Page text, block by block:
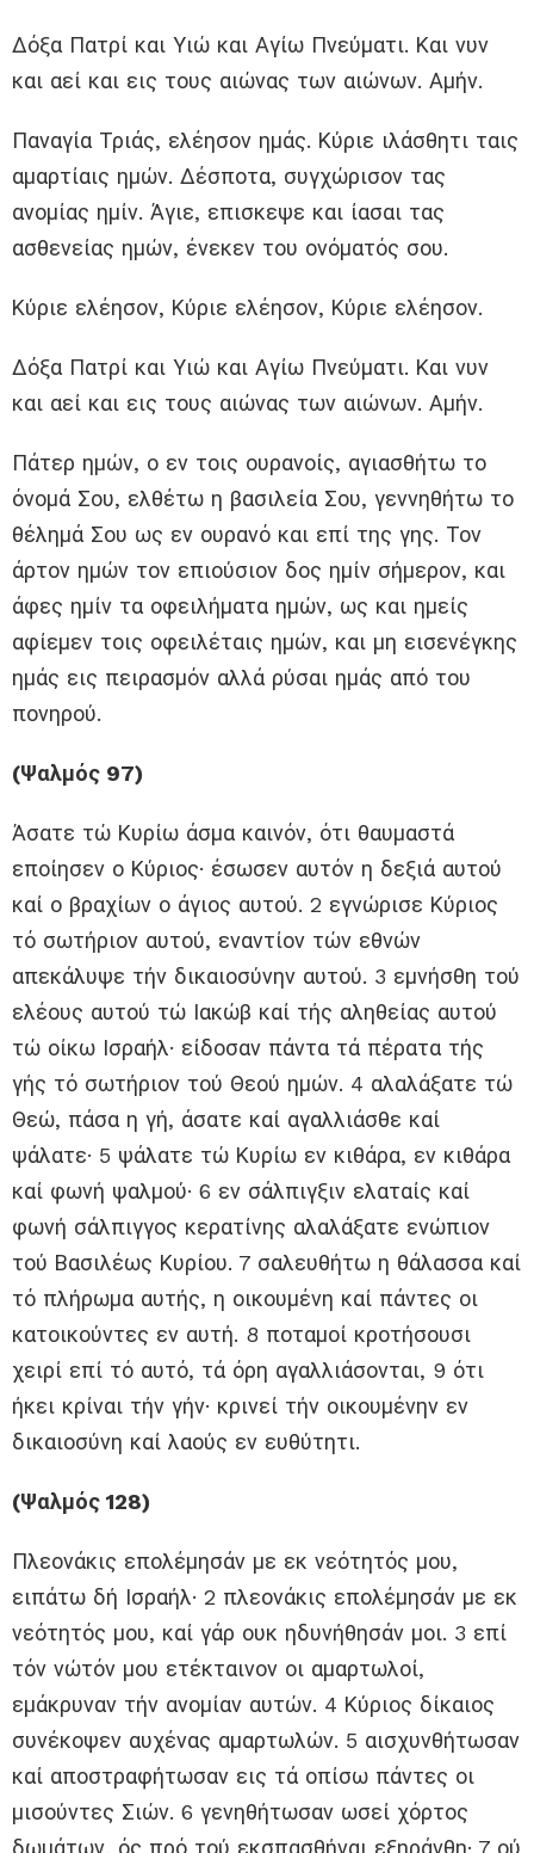
Δόξα Πατρί και Υιώ και Αγίω Πνεύματι. Και νυν
και αεί και εις τους αιώνας των αιώνων. Αμήν.
Παναγία Τριάς, ελέησον ημάς. Κύριε ιλάσθητι ταις
αμαρτίαις ημών. Δέσποτα, συγχώρισον τας
ανομίας ημίν. Άγιε, επισκεψε και ίασαι τας
ασθενείας ημών, ένεκεν του ονόματός σου.
Κύριε ελέησον, Κύριε ελέησον, Κύριε ελέησον.
Δόξα Πατρί και Υιώ και Αγίω Πνεύματι. Και νυν
και αεί και εις τους αιώνας των αιώνων. Αμήν.
Πάτερ ημών, ο εν τοις ουρανοίς, αγιασθήτω το
όνομά Σου, ελθέτω η βασιλεία Σου, γεννηθήτω το
θέλημά Σου ως εν ουρανό και επί της γης. Τον
άρτον ημών τον επιούσιον δος ημίν σήμερον, και
άφες ημίν τα οφειλήματα ημών, ως και ημείς
αφίεμεν τοις οφειλέταις ημών, και μη εισενέγκης
ημάς εις πειρασμόν αλλά ρύσαι ημάς από του
πονηρού.
(Ψαλμός 97)
Άσατε τώ Κυρίω άσμα καινόν, ότι θαυμαστά
εποίησεν ο Κύριος· έσωσεν αυτόν η δεξιά αυτού
καί ο βραχίων ο άγιος αυτού. 2 εγνώρισε Κύριος
τό σωτήριον αυτού, εναντίον τών εθνών
απεκάλυψε τήν δικαιοσύνην αυτού. 3 εμνήσθη τού
ελέους αυτού τώ Ιακώβ καί τής αληθείας αυτού
τώ οίκω Ισραήλ· είδοσαν πάντα τά πέρατα τής
γής τό σωτήριον τού Θεού ημών. 4 αλαλάξατε τώ
Θεώ, πάσα η γή, άσατε καί αγαλλιάσθε καί
ψάλατε· 5 ψάλατε τώ Κυρίω εν κιθάρα, εν κιθάρα
καί φωνή ψαλμού· 6 εν σάλπιγξιν ελαταίς καί
φωνή σάλπιγγος κερατίνης αλαλάξατε ενώπιον
τού Βασιλέως Κυρίου. 7 σαλευθήτω η θάλασσα καί
τό πλήρωμα αυτής, η οικουμένη καί πάντες οι
κατοικούντες εν αυτή. 8 ποταμοί κροτήσουσι
χειρί επί τό αυτό, τά όρη αγαλλιάσονται, 9 ότι
ήκει κρίναι τήν γήν· κρινεί τήν οικουμένην εν
δικαιοσύνη καί λαούς εν ευθύτητι.
(Ψαλμός 128)
Πλεονάκις επολέμησάν με εκ νεότητός μου,
ειπάτω δή Ισραήλ· 2 πλεονάκις επολέμησάν με εκ
νεότητός μου, καί γάρ ουκ ηδυνήθησάν μοι. 3 επί
τόν νώτόν μου ετέκταινον οι αμαρτωλοί,
εμάκρυναν τήν ανομίαν αυτών. 4 Κύριος δίκαιος
συνέκοψεν αυχένας αμαρτωλών. 5 αισχυνθήτωσαν
καί αποστραφήτωσαν εις τά οπίσω πάντες οι
μισούντες Σιών. 6 γενηθήτωσαν ωσεί χόρτος
δωμάτων, ός πρό τού εκσπασθήναι εξηράνθη· 7 ού